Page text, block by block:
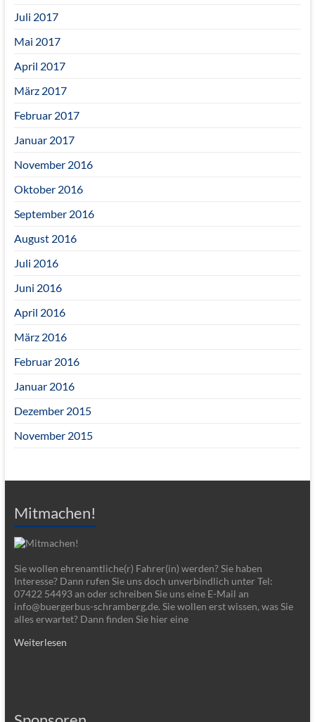
Juli 2017
Mai 2017
April 2017
März 2017
Februar 2017
Januar 2017
November 2016
Oktober 2016
September 2016
August 2016
Juli 2016
Juni 2016
April 2016
März 2016
Februar 2016
Januar 2016
Dezember 2015
November 2015
Mitmachen!
Sie wollen ehrenamtliche(r) Fahrer(in) werden? Sie haben
Interesse? Dann rufen Sie uns doch unverbindlich unter Tel:
07422 54493 an oder schreiben Sie uns eine E-Mail an
info@buergerbus-schramberg.de. Sie wollen erst wissen, was Sie
alles erwartet? Dann finden Sie hier eine
Weiterlesen